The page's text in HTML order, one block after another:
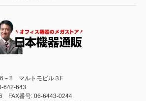
6－8 マルトモビル３F
642-643
FAX番号: 06-6443-0244